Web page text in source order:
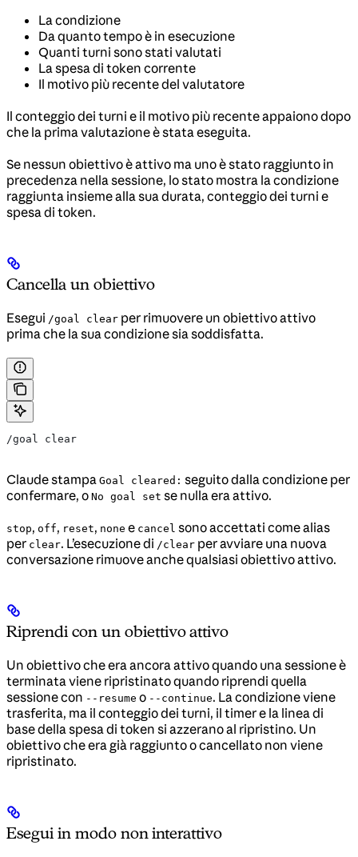
La condizione
Da quanto tempo è in esecuzione
Quanti turni sono stati valutati
La spesa di token corrente
Il motivo più recente del valutatore
Il conteggio dei turni e il motivo più recente appaiono dopo
che la prima valutazione è stata eseguita.
Se nessun obiettivo è attivo ma uno è stato raggiunto in
precedenza nella sessione, lo stato mostra la condizione
raggiunta insieme alla sua durata, conteggio dei turni e
spesa di token.
Cancella un obiettivo
Esegui /goal clear per rimuovere un obiettivo attivo
prima che la sua condizione sia soddisfatta.
/goal clear
Claude stampa Goal cleared: seguito dalla condizione per
confermare, o No goal set se nulla era attivo.
stop, off, reset, none e cancel sono accettati come alias
per clear. L’esecuzione di /clear per avviare una nuova
conversazione rimuove anche qualsiasi obiettivo attivo.
Riprendi con un obiettivo attivo
Un obiettivo che era ancora attivo quando una sessione è
terminata viene ripristinato quando riprendi quella
sessione con --resume o --continue. La condizione viene
trasferita, ma il conteggio dei turni, il timer e la linea di
base della spesa di token si azzerano al ripristino. Un
obiettivo che era già raggiunto o cancellato non viene
ripristinato.
Esegui in modo non interattivo